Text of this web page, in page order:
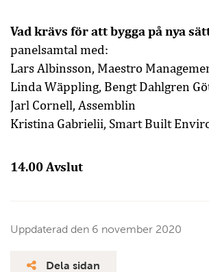
Vad krävs för att bygga på nya
panelsamtal med:
Lars Albinsson, Maestro
Linda Wäppling, Bengt Dahlgren
Jarl Cornell, Assemblin
Kristina Gabrielii, Smart Built
14.00 Avslut
Uppdaterad den 6 november 2020
Dela sidan